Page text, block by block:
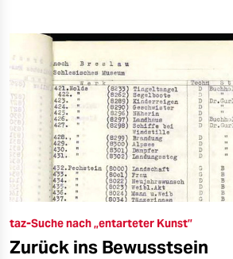
taz-Suche nach „entarteter Kunst”
Zurück ins Bewusstsein